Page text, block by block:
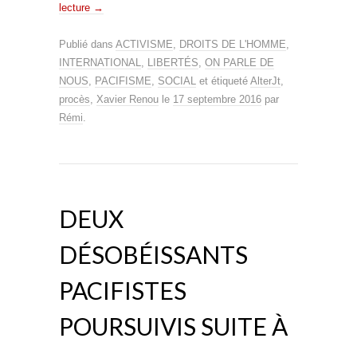
lecture →
Publié dans ACTIVISME DROITS DE L'HOMME
INTERNATIONAL
LIBERTÉS ON PARLE DE
NOUS
PACIFISME SOCIAL et étiqueté AlterJt
procès
Xavier Renou le 17 septembre 2016 par
Rémi
DEUX
DÉSOBÉISSANTS
PACIFISTES
POURSUIVIS SUITE À